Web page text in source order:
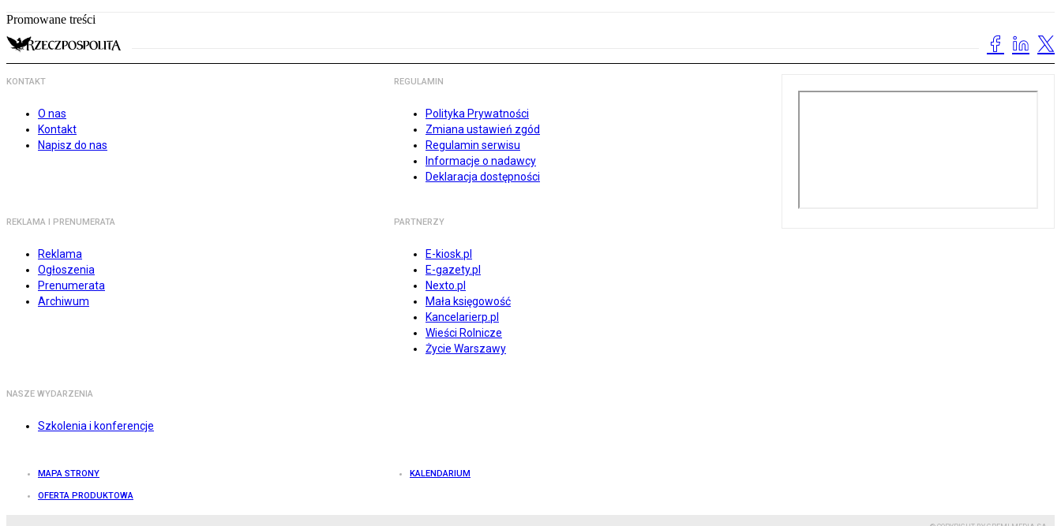
Promowane treści
KONTAKT
O nas
Kontakt
Napisz do nas
REGULAMIN
Polityka Prywatności
Zmiana ustawień zgód
Regulamin serwisu
Informacje o nadawcy
Deklaracja dostępności
REKLAMA I PRENUMERATA
Reklama
Ogłoszenia
Prenumerata
Archiwum
PARTNERZY
E-kiosk.pl
E-gazety.pl
Nexto.pl
Mała księgowość
Kancelarierp.pl
Wieści Rolnicze
Życie Warszawy
NASZE WYDARZENIA
Szkolenia i konferencje
MAPA STRONY KALENDARIUM
OFERTA PRODUKTOWA